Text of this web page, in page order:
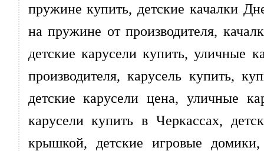
пружине купить, детские качалки
на пружине от производителя,
детские карусели купить, уличные
производителя, карусель купить,
детские карусели цена, уличные
карусели купить в Черкассах,
крышкой, детские игровые